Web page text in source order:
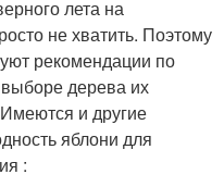
лета на
не хватить. Поэтому
рекомендации по
дерева их
и другие
яблони для
: